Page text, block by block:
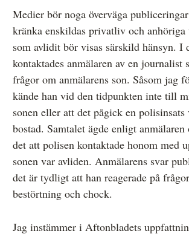
Medier bör noga överväga
kränka enskildas privatliv och
som avlidit bör visas särskild hänsyn. I
kontaktades anmälaren av en journalist
frågor om anmälarens son. Såsom jag
kände han vid den tidpunkten inte till
sonen eller att det pågick en polisinsats
bostad. Samtalet ägde enligt
det att polisen kontaktade honom med
sonen var avliden. Anmälarens svar
det är tydligt att han reagerade på
bestörtning och chock.
Jag instämmer i Aftonbladets